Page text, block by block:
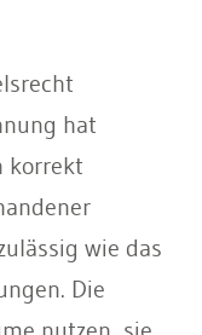
hat
korrekt
wie das
Die